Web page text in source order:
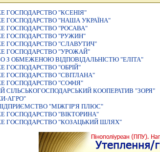
ГОСПОДАРСТВО "КСЕНІЯ"
ГОСПОДАРСТВО "НАША УКРАЇНА"
ГОСПОДАРСТВО "РОСАВА"
ГОСПОДАРСТВО "РУЖИН"
ГОСПОДАРСТВО "СЛАВУТИЧ"
ГОСПОДАРСТВО "УРОЖАЙ"
З ОБМЕЖЕНОЮ ВIДПОВIДАЛЬНIСТЮ "ЕЛIТА"
ГОСПОДАРСТВО "ОБРIЙ"
ГОСПОДАРСТВО "СВIТЛАНА"
ГОСПОДАРСТВО "СОФIЯ"
СIЛЬСЬКОГОСПОДАРСЬКИЙ КООПЕРАТИВ "ЗОРЯ"
АГРО"
"МІЖГІР'Я ПЛЮС"
ГОСПОДАРСТВО "ВIКТОРИНА"
ГОСПОДАРСТВО "КОЗАЦЬКИЙ ШЛЯХ"